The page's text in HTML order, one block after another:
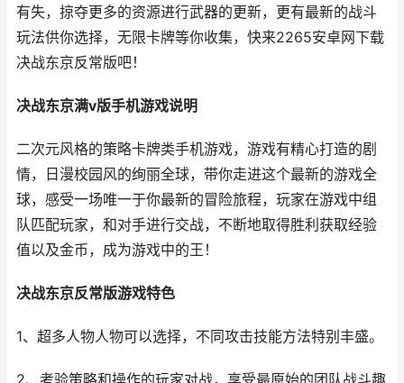
有失，掠夺更多的资源进行武器的更新，更有最新的战斗
玩法供你选择，无限卡牌等你收集，快来2265安卓网下载
决战东京反常版吧！
决战东京满v版手机游戏说明
二次元风格的策略卡牌类手机游戏，游戏有精心打造的剧
情，日漫校园风的绚丽全球，带你走进这个最新的游戏全
球，感受一场唯一于你最新的冒险旅程，玩家在游戏中组
队匹配玩家，和对手进行交战，不断地取得胜利获取经验
值以及金币，成为游戏中的王！
决战东京反常版游戏特色
1、超多人物人物可以选择，不同攻击技能方法特别丰盛。